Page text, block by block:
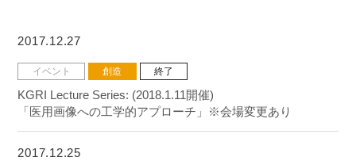
2017.12.27
イベント 創造 終了
KGRI Lecture Series: (2018.1.11開催)
「医用画像への工学的アプローチ」※会場変更あり
2017.12.25